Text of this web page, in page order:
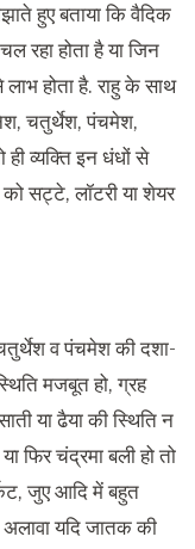
हुए बताया कि वैदिक
रहा होता है या जिन
लाभ होता है. राहु के साथ
चतुर्थेश, पंचमेश,
ही व्यक्ति इन धंधों से
सट्टे, लॉटरी या शेयर
व पंचमेश की दशा-
मजबूत हो, ग्रह
या ढैया की स्थिति न
फिर चंद्रमा बली हो तो
जुए आदि में बहुत
यदि जातक की